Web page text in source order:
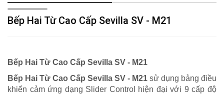
Bếp Hai Từ Cao Cấp Sevilla SV - M21
Bếp Hai Từ Cao Cấp Sevilla SV - M21
Bếp Hai Từ Cao Cấp Sevilla SV - M21 sử dụng bảng điều
khiển cảm ứng dạng Slider Control hiện đại với 9 cấp độ